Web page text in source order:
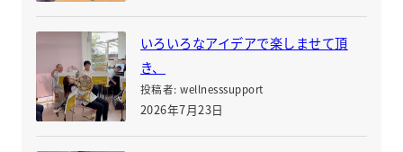
いろいろなアイデアで楽しませて頂
き、
投稿者: wellnesssupport
2026年7月23日